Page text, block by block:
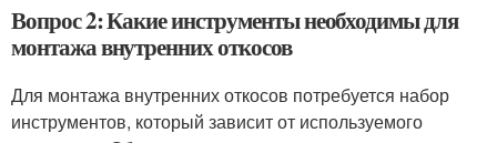
Вопрос 2: Какие инструменты необходимы для
монтажа внутренних откосов
Для монтажа внутренних откосов потребуется набор
инструментов, который зависит от используемого